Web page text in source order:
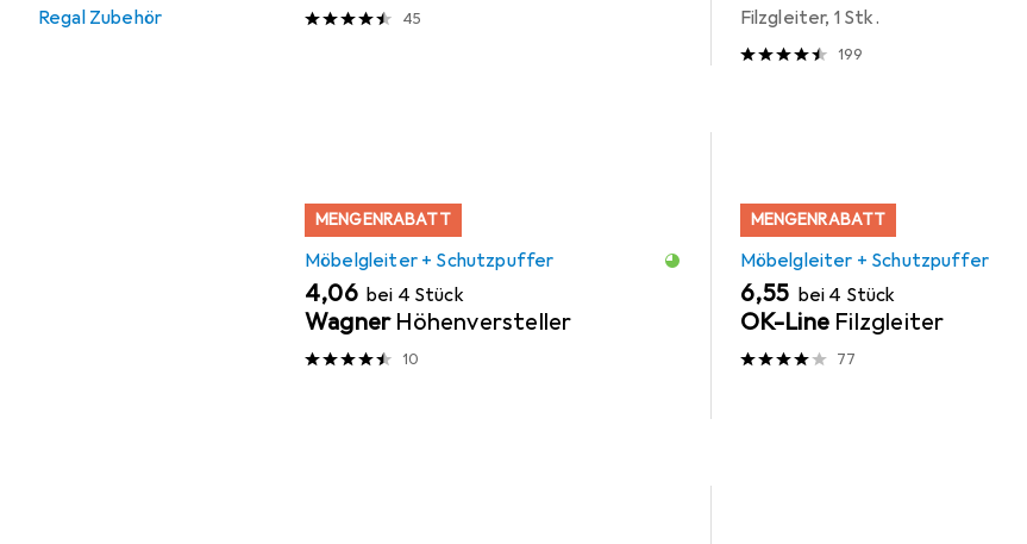
Regal Zubehör
45 Filzgleiter, 1 Stk.
199
MENGENRABATT
Möbelgleiter + Schutzpuffer
EUR
4,06 bei 4 Stück
Wagner Höhenversteller
10
MENGENRABATT
Möbelgleiter + Schutzpuffer
EUR
6,55 bei 4 Stück
OK-Line Filzgleiter
77